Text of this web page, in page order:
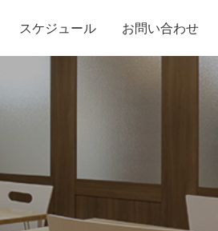
スケジュール お問い合わせ